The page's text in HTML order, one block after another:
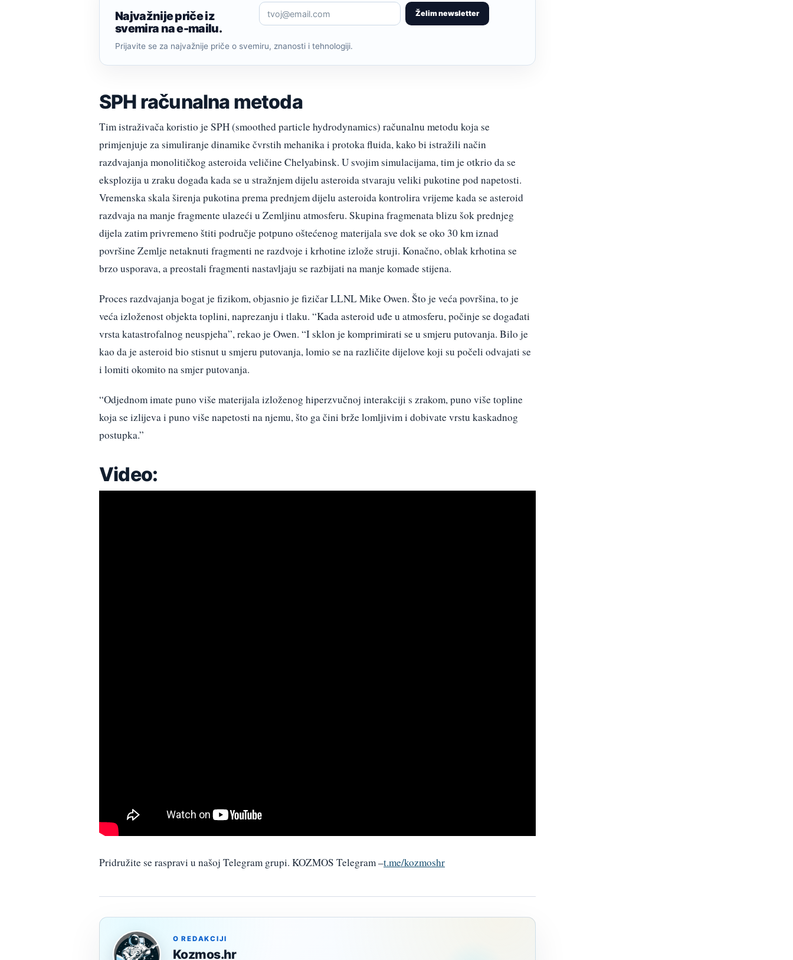
Najvažnije priče iz
svemira na e-mailu.
Želim newsletter
Prijavite se za najvažnije priče o svemiru, znanosti i tehnologiji.
SPH računalna metoda
Tim istraživača koristio je SPH (smoothed particle hydrodynamics) računalnu metodu koja se
primjenjuje za simuliranje dinamike čvrstih mehanika i protoka fluida, kako bi istražili način
razdvajanja monolitičkog asteroida veličine Chelyabinsk. U svojim simulacijama, tim je otkrio da se
eksplozija u zraku događa kada se u stražnjem dijelu asteroida stvaraju veliki pukotine pod napetosti.
Vremenska skala širenja pukotina prema prednjem dijelu asteroida kontrolira vrijeme kada se asteroid
razdvaja na manje fragmente ulazeći u Zemljinu atmosferu. Skupina fragmenata blizu šok prednjeg
dijela zatim privremeno štiti područje potpuno oštećenog materijala sve dok se oko 30 km iznad
površine Zemlje netaknuti fragmenti ne razdvoje i krhotine izlože struji. Konačno, oblak krhotina se
brzo usporava, a preostali fragmenti nastavljaju se razbijati na manje komade stijena.
Proces razdvajanja bogat je fizikom, objasnio je fizičar LLNL Mike Owen. Što je veća površina, to je
veća izloženost objekta toplini, naprezanju i tlaku. “Kada asteroid uđe u atmosferu, počinje se događati
vrsta katastrofalnog neuspjeha”, rekao je Owen. “I sklon je komprimirati se u smjeru putovanja. Bilo je
kao da je asteroid bio stisnut u smjeru putovanja, lomio se na različite dijelove koji su počeli odvajati se
i lomiti okomito na smjer putovanja.
“Odjednom imate puno više materijala izloženog hiperzvučnoj interakciji s zrakom, puno više topline
koja se izlijeva i puno više napetosti na njemu, što ga čini brže lomljivim i dobivate vrstu kaskadnog
postupka.”
Video:
Pridružite se raspravi u našoj Telegram grupi. KOZMOS Telegram –t.me/kozmoshr
O REDAKCIJI
Kozmos.hr